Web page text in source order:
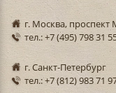
г. Москва, проспект
тел.: +7 (495) 798 31
г. Санкт-Петербург
тел.: +7 (812) 983 71